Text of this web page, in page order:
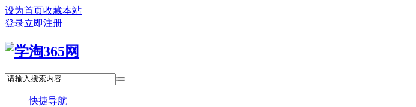
设为首页收藏本站
登录立即注册
快捷导航